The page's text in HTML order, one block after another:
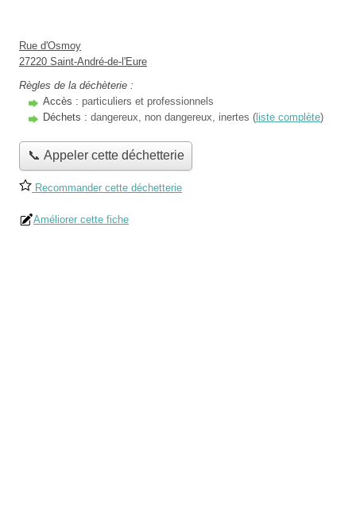
Rue d'Osmoy
27220 Saint-André-de-l'Eure
Règles de la déchèterie :
Accès : particuliers et professionnels
Déchets : dangereux, non dangereux, inertes ( liste complète)
📞 Appeler cette déchetterie
Recommander cette déchetterie
Améliorer cette fiche